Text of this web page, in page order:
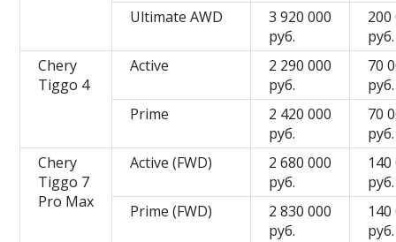
Ultimate AWD
3 920 000
руб.
200
руб.
Chery
Tiggo 4
Active
2 290 000
руб.
70
руб.
Prime
2 420 000
руб.
70
руб.
Chery
Tiggo 7
Pro Max
Active (FWD)
2 680 000
руб.
руб.
Prime (FWD)
2 830 000
руб.
руб.